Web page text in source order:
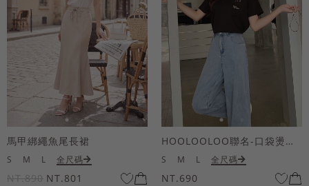
馬甲綁繩魚尾長裙
S M L 全尺碼
NT.890 NT.801
HOOLOOLOO聯名-口袋燙金KUKU熊短袖上衣
S M L 全尺碼
NT.690